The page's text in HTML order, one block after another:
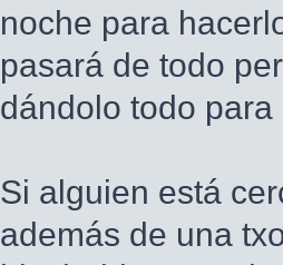
noche para
pasará de todo
dándolo todo
Si alguien está
además de una